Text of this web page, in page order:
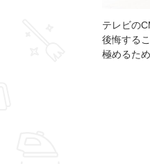
テレビの
後悔する
極めるた